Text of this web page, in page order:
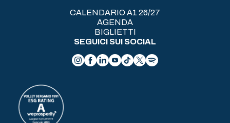
CALENDARIO A1 26/27
AGENDA
BIGLIETTI
SEGUICI SUI SOCIAL